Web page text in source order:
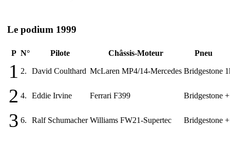
Le podium 1999
P N° Pilote Châssis-Moteur Pneu
1 2. David Coulthard McLaren MP4/14-Mercedes Bridgestone
2 4. Eddie Irvine Ferrari F399 Bridgestone
3 6. Ralf Schumacher Williams FW21-Supertec Bridgestone